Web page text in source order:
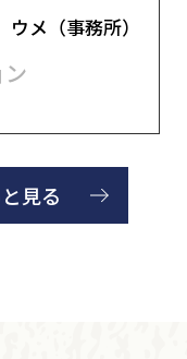
ウメ（事務所）
見る